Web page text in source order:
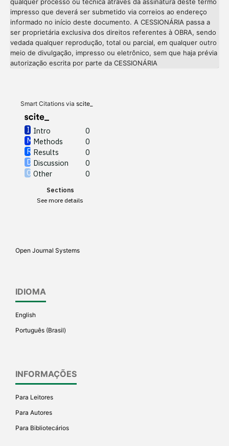
qualquer processo ou técnica através da assinatura deste termo
impresso que deverá ser submetido via correios ao endereço
informado no início deste documento. A CESSIONÁRIA passa a
ser proprietária exclusiva dos direitos referentes à OBRA, sendo
vedada qualquer reprodução, total ou parcial, em qualquer outro
meio de divulgação, impresso ou eletrônico, sem que haja prévia
autorização escrita por parte da CESSIONÁRIA
Smart Citations via scite_
Intro
0
Methods
0
Results
0
Discussion
0
Other
0
Sections
See more details
Intro
Open Journal Systems
IDIOMA
English
Português (Brasil)
INFORMAÇÕES
Para Leitores
Para Autores
Para Bibliotecários